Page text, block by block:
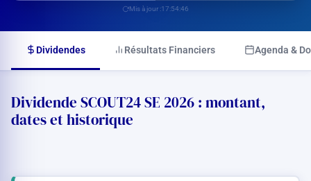
Mis à jour :17:54:46
Dividendes Résultats Financiers Agenda &
Dividende SCOUT24 SE 2026 : montant,
dates et historique